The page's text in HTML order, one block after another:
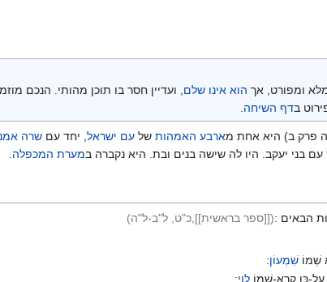
ומפורט, אך הוא אינו שלם , ועדיין חסר בו תוכן מהותי. הנכם
בדף השיחה
פרק ב) היא אחת מארבע האמהות של עם ישראל , יחד עם שרה
עם בני יעקב. היו לה שישה בנים ובת. היא נקברה במערת המכפלה
הבאים :([[ספר בראשית]],כ"ט, ל"ב-ל"ה)
שְׁמוֹשִׁמְעוֹן:
עַל-כֵּן קָרָא-שְׁמוֹלֵוִי: